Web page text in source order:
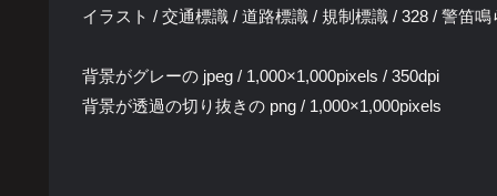
イラスト / 交通標識 / 道路標識 / 規制標識 / 328 / 警笛鳴
背景がグレーの jpeg / 1,000×1,000pixels / 350dpi
背景が透過の切り抜きの png / 1,000×1,000pixels